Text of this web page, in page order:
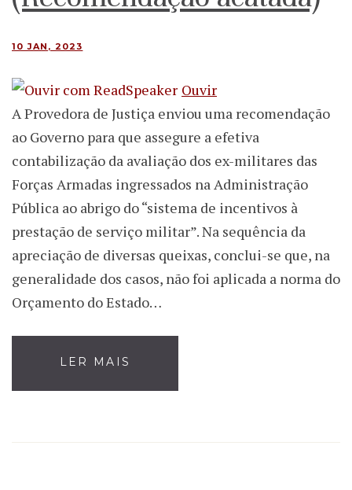
10 JAN, 2023
Ouvir
A Provedora de Justiça enviou uma recomendação
ao Governo para que assegure a efetiva
contabilização da avaliação dos ex-militares das
Forças Armadas ingressados na Administração
Pública ao abrigo do “sistema de incentivos à
prestação de serviço militar”. Na sequência da
apreciação de diversas queixas, conclui-se que, na
generalidade dos casos, não foi aplicada a norma do
Orçamento do Estado…
LER MAIS